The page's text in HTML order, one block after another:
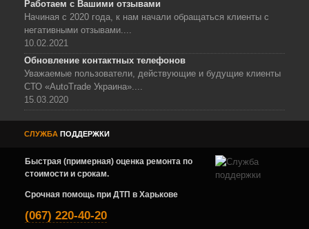
Работаем с Вашими отзывами
Начиная с 2020 года, к нам начали обращаться клиенты с
негативными отзывами....
10.02.2021
Обновление контактных телефонов
Уважаемые пользователи, действующие и будущие клиенты
СТО «AutoTrade Украина»....
15.03.2020
СЛУЖБА ПОДДЕРЖКИ
Быстрая (примерная) оценка ремонта по
стоимости и срокам.
Срочная помощь при ДТП в Харькове
(067) 220-40-20